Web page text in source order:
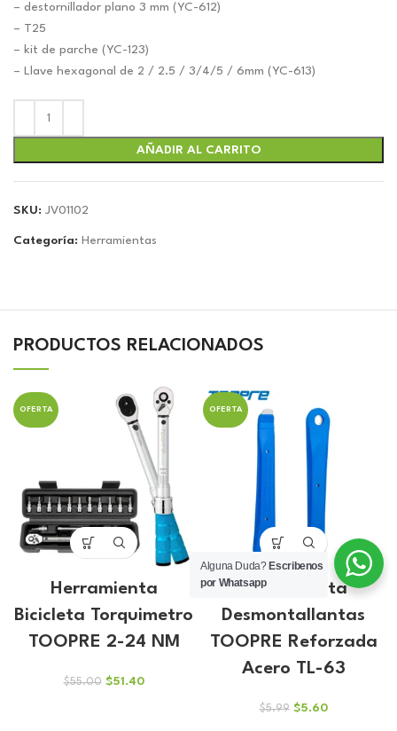
– destornillador plano 3 mm (YC-612)
– T25
– kit de parche (YC-123)
– Llave hexagonal de 2 / 2.5 / 3/4/5 / 6mm (YC-613)
AÑADIR AL CARRITO
SKU: JV01102
Categoría: Herramientas
PRODUCTOS RELACIONADOS
OFERTA
Herramienta
Bicicleta Torquimetro
TOOPRE 2-24 NM
$55.00 El
$51.40El
OFERTA
Herramienta
Desmontallantas
TOOPRE Reforzada
Acero TL-63
$5.99 El
$5.60El
Alguna Duda? Escribenos
por Whatsapp